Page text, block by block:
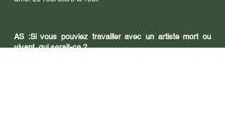
AS :Si vous pouviez travailler avec un artiste mort ou
vivant, qui serait-ce ?